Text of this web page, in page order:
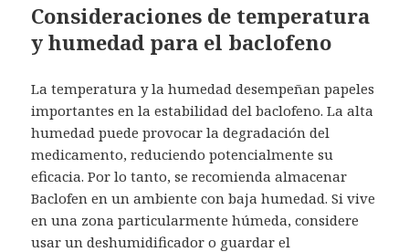
Consideraciones de temperatura
y humedad para el baclofeno
La temperatura y la humedad desempeñan papeles
importantes en la estabilidad del baclofeno. La alta
humedad puede provocar la degradación del
medicamento, reduciendo potencialmente su
eficacia. Por lo tanto, se recomienda almacenar
Baclofen en un ambiente con baja humedad. Si vive
en una zona particularmente húmeda, considere
usar un deshumidificador o guardar el